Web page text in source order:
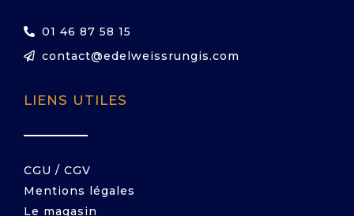
01 46 87 58 15
contact@edelweissrungis.com
LIENS UTILES
CGU / CGV
Mentions légales
Le magasin